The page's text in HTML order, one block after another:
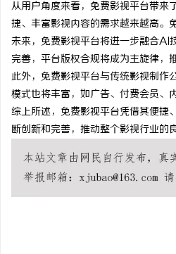
从用户角度来看，免费影视平台带来
捷、丰富影视内容的需求越来越高。
未来，免费影视平台将进一步融合AI
完善，平台版权合规将成为主旋律，
此外，免费影视平台与传统影视制作
模式也将丰富，如广告、付费会员、
综上所述，免费影视平台凭借其便捷
断创新和完善，推动整个影视行业的